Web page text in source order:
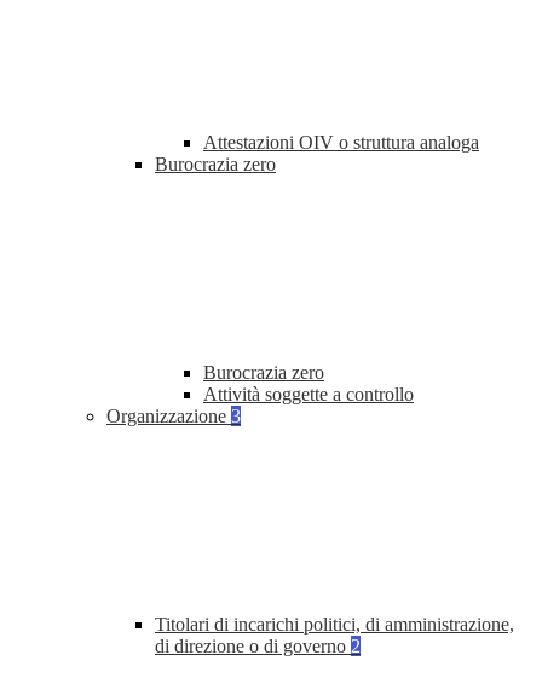
Attestazioni OIV o struttura analoga
Burocrazia zero
Burocrazia zero
Attività soggette a controllo
Organizzazione 3
Titolari di incarichi politici, di amministrazione,
di direzione o di governo 2